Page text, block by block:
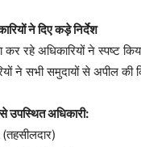
ने दिए कड़े निर्देश
कर रहे अधिकारियों ने स्पष्ट
ने सभी समुदायों से अपील की
अधिकारी: